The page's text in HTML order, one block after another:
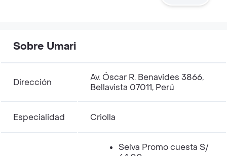
Sobre Umari
Dirección
Av. Óscar R. Benavides 3866,
Bellavista 07011, Perú
Especialidad Criolla
Selva Promo cuesta S/